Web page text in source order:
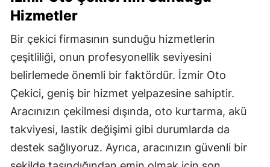
Trabzon
Tunceli
Şanlıurfa
Uşak
Van
Hizmetler
Bir çekici firmasının sunduğu hizmetlerin
çeşitliliği, onun profesyonellik seviyesini
belirlemede önemli bir faktördür. İzmir Oto
Çekici, geniş bir hizmet yelpazesine sahiptir.
Aracınızın çekilmesi dışında, oto kurtarma, akü
takviyesi, lastik değişimi gibi durumlarda da
destek sağlıyoruz. Ayrıca, aracınızın güvenli bir